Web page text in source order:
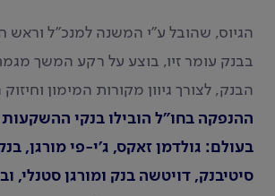
הגיוס, שהובל ע"י המשנה למנכ"ל וראש
בבנק עומר זיו, בוצע על רקע המשך
הבנק, לצורך גיוון מקורות המימון וחיזוק
ההנפקה בחו"ל הובילו בנקי ההשקעות
בעולם: גולדמן זאקס, ג'י-פי מורגן,
סיטיבנק, דויטשה בנק ומורגן סטנלי,